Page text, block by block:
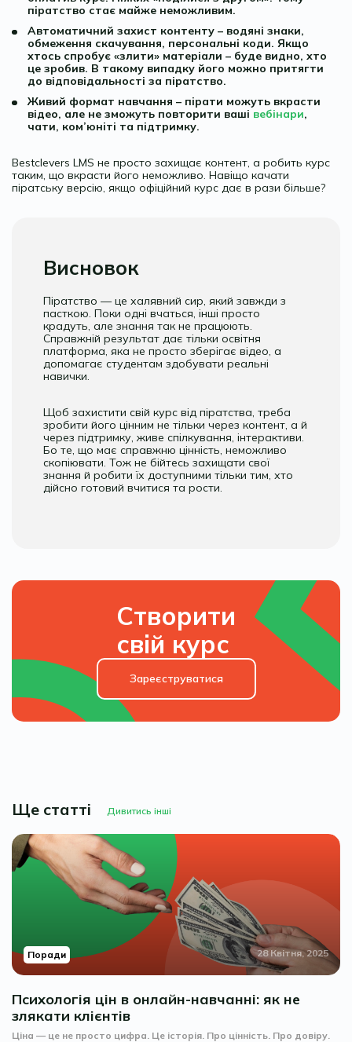
піратство стає майже неможливим.
Автоматичний захист контенту – водяні знаки,
обмеження скачування, персональні коди. Якщо
хтось спробує «злити» матеріали – буде видно, хто
це зробив. В такому випадку його можно притягти
до відповідальності за піратство.
Живий формат навчання – пірати можуть вкрасти
відео, але не зможуть повторити ваші вебінари,
чати, ком’юніті та підтримку.
Bestclevers LMS не просто захищає контент, а робить курс
таким, що вкрасти його неможливо. Навіщо качати
піратську версію, якщо офіційний курс дає в рази більше?
Висновок
Піратство — це халявний сир, який завжди з
пасткою. Поки одні вчаться, інші просто
крадуть, але знання так не працюють.
Справжній результат дає тільки освітня
платформа, яка не просто зберігає відео, а
допомагає студентам здобувати реальні
навички.
Щоб захистити свій курс від піратства, треба
зробити його цінним не тільки через контент, а й
через підтримку, живе спілкування, інтерактиви.
Бо те, що має справжню цінність, неможливо
скопіювати. Тож не бійтесь захищати свої
знання й робити їх доступними тільки тим, хто
дійсно готовий вчитися та рости.
Створити
свій курс
Зареєструватися
Ще статті Дивитись інші
Поради 28 Квітня, 2025
Психологія цін в онлайн-навчанні: як не
злякати клієнтів
Ціна — це не просто цифра. Це історія. Про цінність. Про довіру.